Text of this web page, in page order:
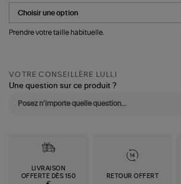
Prendre votre taille habituelle.
VOTRE CONSEILLÈRE LULLI
Une question sur ce produit ?
LIVRAISON
OFFERTE DÈS 150
RETOUR OFFERT